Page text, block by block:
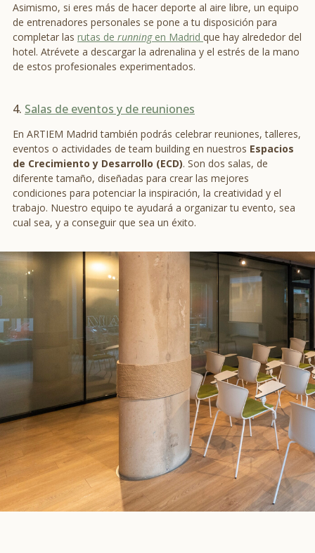
Asimismo, si eres más de hacer deporte al aire libre, un equipo
de entrenadores personales se pone a tu disposición para
completar las rutas de runningen Madrid que hay alrededor del
hotel. Atrévete a descargar la adrenalina y el estrés de la mano
de estos profesionales experimentados.
4. Salas de eventos y de reuniones
En ARTIEM Madrid también podrás celebrar reuniones, talleres,
eventos o actividades de team building en nuestros Espacios
de Crecimiento y Desarrollo (ECD). Son dos salas, de
diferente tamaño, diseñadas para crear las mejores
condiciones para potenciar la inspiración, la creatividad y el
trabajo. Nuestro equipo te ayudará a organizar tu evento, sea
cual sea, y a conseguir que sea un éxito.